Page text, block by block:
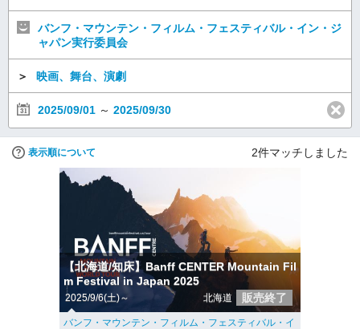
バンフ・マウンテン・フィルム・フェスティバル・イン・ジ
ャパン実行委員会
＞ 映画、舞台、演劇
2025/09/01 ～ 2025/09/30
表示順について 2件マッチしました
【北海道/知床】Banff CENTER Mountain Fil
m Festival in Japan 2025
2025/9/6(土)～ 北海道 販売終了
バンフ・マウンテン・フィルム・フェスティバル・イ